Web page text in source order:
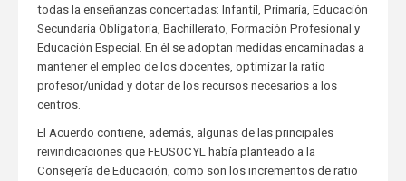
todas la enseñanzas concertadas: Infantil, Primaria, Educación
Secundaria Obligatoria, Bachillerato, Formación Profesional y
Educación Especial. En él se adoptan medidas encaminadas a
mantener el empleo de los docentes, optimizar la ratio
profesor/unidad y dotar de los recursos necesarios a los
centros.
El Acuerdo contiene, además, algunas de las principales
reivindicaciones que FEUSOCYL había planteado a la
Consejería de Educación, como son los incrementos de ratio